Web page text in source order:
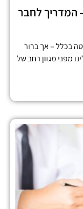
– המדריך לחבר
בכלל – אך ברור
מפני מגוון רחב של